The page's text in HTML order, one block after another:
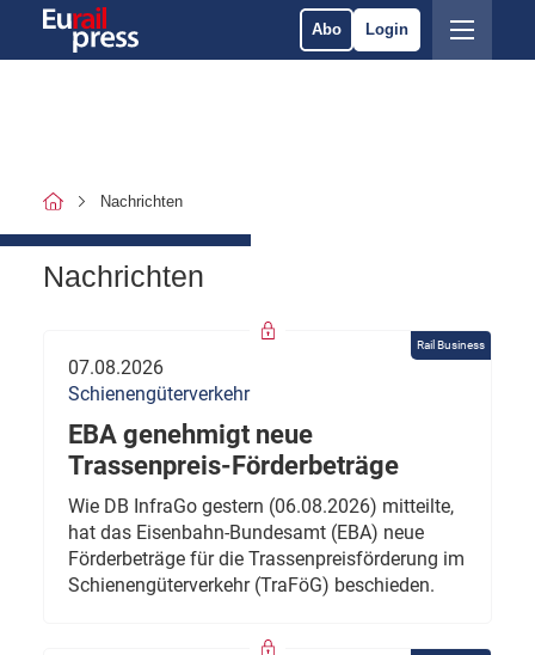
Abo Login
Nachrichten
Nachrichten
Rail Business
07.08.2026
Schienengüterverkehr
EBA genehmigt neue
Trassenpreis-Förderbeträge
Wie DB InfraGo gestern (06.08.2026) mitteilte,
hat das Eisenbahn-Bundesamt (EBA) neue
Förderbeträge für die Trassenpreisförderung im
Schienengüterverkehr (TraFöG) beschieden.